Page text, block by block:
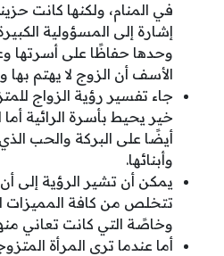
في المنام، ولكنها كانت
إشارة إلى المسؤولية
وحدها حفاظًا على أسرتها
الأسف أن الزوج لا يهتم بها
جاء تفسير رؤية الزواج
خير يحيط بأسرة الرائية
أيضًا على البركة والحب
وأبنائها.
يمكن أن تشير الرؤية إلى
تتخلص من كافة المميزات
وخاصًة التي كانت تعاني
أما عندما ترى المرأة